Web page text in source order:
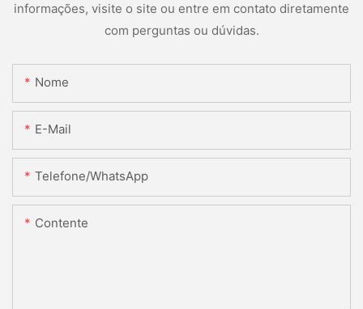
informações, visite o site ou entre em contato diretamente
com perguntas ou dúvidas.
Nome
E-Mail
Telefone/WhatsApp
Contente